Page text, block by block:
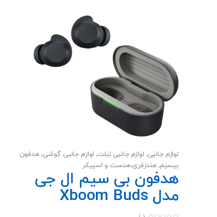
از ظرفیت بالا، سرعت مناسب و ایمنی قابل‌اعتماد را ارائه می‌دهد.
محصول
انتخاب
شوند
لوازم جانبی, لوازم جانبی تبلت, لوازم جانبی گوشی,هدفون
بیسیم,هندزفری،هدست و اسپیکر
هدفون بی سیم ال جی
مدل Xboom Buds